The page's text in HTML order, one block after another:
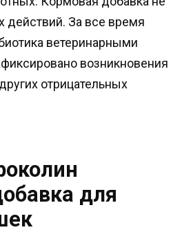
действий. За все время
ветеринарными
возникновения
отрицательных
для